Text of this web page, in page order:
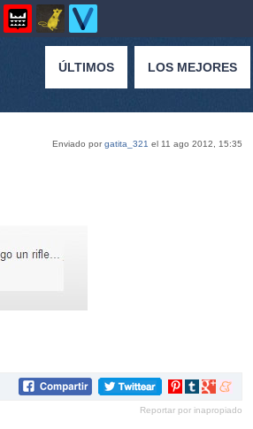
ÚLTIMOS LOS MEJORES
Enviado porgatita_321 el 11 ago 2012, 15:35
Compartir
Pinterest
Compartir
tumblr
Compartir
Google+
Reportar por inapropiado